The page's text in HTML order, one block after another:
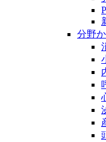
分野